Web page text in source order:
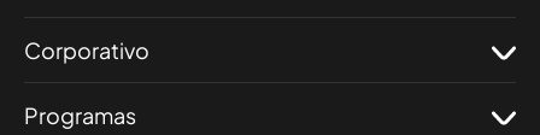
Corporativo
Programas